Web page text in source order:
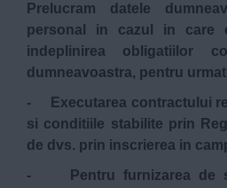
Prelucram datele
personal in cazul in care
indeplinirea obligatiilor
dumneavoastra, pentru
- Executarea contractului
si conditiile stabilite prin
de dvs. prin inscrierea in
- Pentru furnizarea de